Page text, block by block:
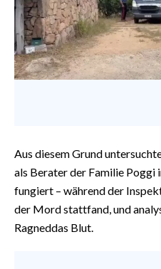
Aus diesem Grund
als Berater der Familie Poggi
fungiert – während der
der Mord stattfand, und
Ragneddas Blut.